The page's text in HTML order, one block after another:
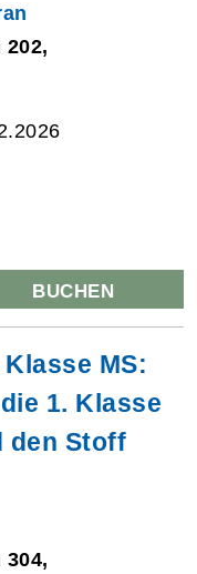
BUCHEN
MS:
1. Klasse
den Stoff